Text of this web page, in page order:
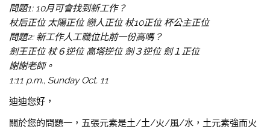
問題1: 10月可會找到新工作？
杖后正位 太陽正位 戀人正位 杖10正位 杯公主正位
問題2: 新工作人工職位比前一份高嗎？
劍王正位 杖６逆位 高塔逆位 劍３逆位 劍１正位
謝謝老師。
1:11 p.m., Sunday Oct. 11
迪迪您好，
關於您的問題一，五張元素是土/土/火/風/水，土元素強而火